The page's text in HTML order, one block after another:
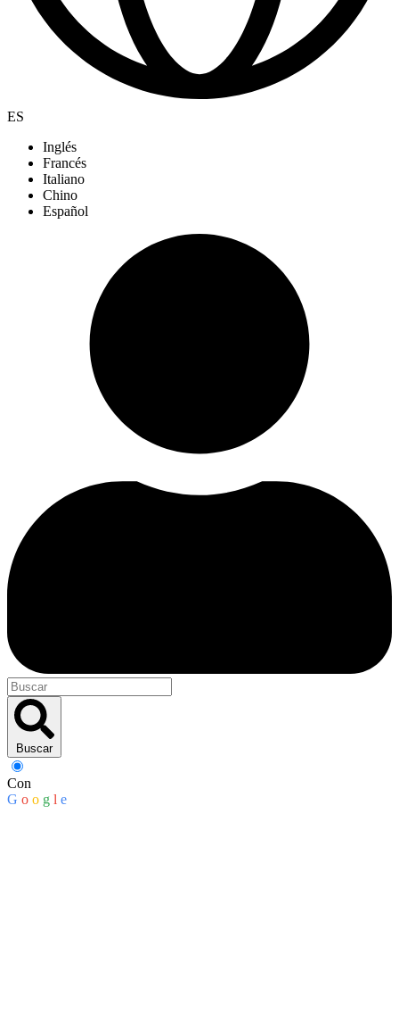
ES
Inglés
Francés
Italiano
Chino
Español
Buscar
Con
G o o g l e